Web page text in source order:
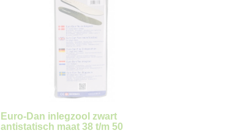
Euro-Dan inlegzool zwart
antistatisch maat 38 t/m 50